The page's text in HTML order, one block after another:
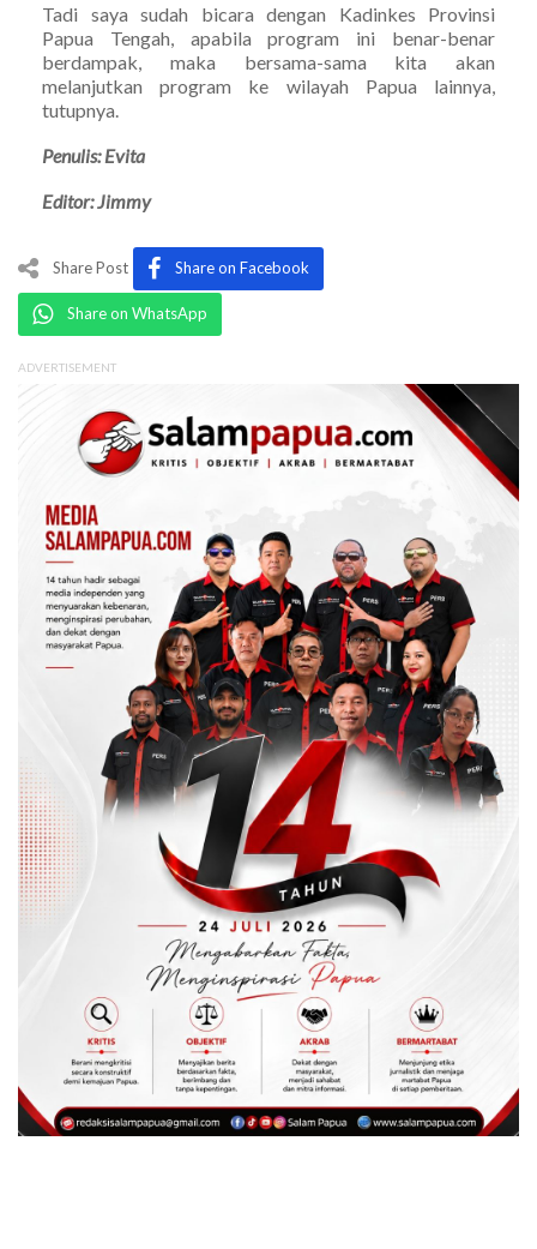
Tadi saya sudah bicara dengan Kadinkes Provinsi
Papua Tengah, apabila program ini benar-benar
berdampak, maka bersama-sama kita akan
melanjutkan program ke wilayah Papua lainnya,
tutupnya.
Penulis: Evita
Editor: Jimmy
Share Post Share on Facebook
Share on WhatsApp
ADVERTISEMENT